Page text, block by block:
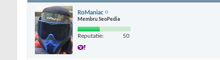
RoManiac
Membru SeoPedia
Reputatie: 50